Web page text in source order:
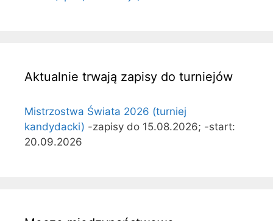
Aktualnie trwają zapisy do turniejów
Mistrzostwa Świata 2026 (turniej
kandydacki) -zapisy do 15.08.2026; -start:
20.09.2026